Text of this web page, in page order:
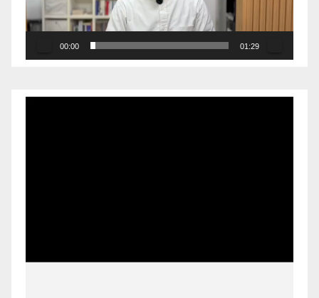
00:00 01:29